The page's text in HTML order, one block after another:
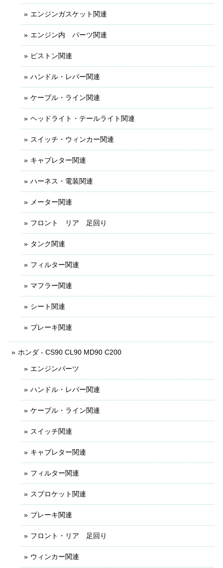
エンジンガスケット関連
エンジン内 パーツ関連
ピストン関連
ハンドル・レバー関連
ケーブル・ライン関連
ヘッドライト・テールライト関連
スイッチ・ウィンカー関連
キャブレター関連
ハーネス・電装関連
メーター関連
フロント リア 足回り
タンク関連
フィルター関連
マフラー関連
シート関連
ブレーキ関連
ホンダ - CS90 CL90 MD90 C200
エンジンパーツ
ハンドル・レバー関連
ケーブル・ライン関連
スイッチ関連
キャブレター関連
フィルター関連
スプロケット関連
ブレーキ関連
フロント・リア 足回り
ウィンカー関連